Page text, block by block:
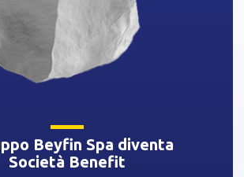
Beyfin Spa diventa
Società Benefit